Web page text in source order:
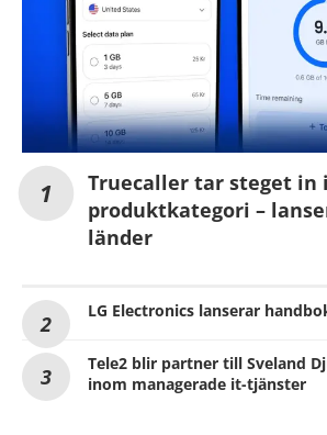
Truecaller tar steget in
produktkategori –
länder
LG Electronics lanserar
Tele2 blir partner till Sveland
inom managerade it-tjänster